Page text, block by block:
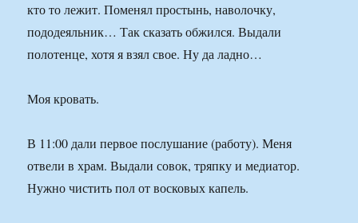
кто то лежит. Поменял простынь, наволочку,
пододеяльник… Так сказать обжился. Выдали
полотенце, хотя я взял свое. Ну да ладно…
Моя кровать.
В 11:00 дали первое послушание (работу). Меня
отвели в храм. Выдали совок, тряпку и медиатор.
Нужно чистить пол от восковых капель.